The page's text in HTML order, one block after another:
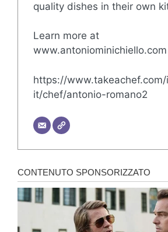
quality dishes in their own
Learn more at
www.antoniominichiello.com
https://
it/chef/antonio-romano2